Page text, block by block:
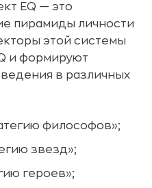
EQ — это
пирамиды личности
этой системы
и формируют
в различных
философов»;
звезд»;
героев»;